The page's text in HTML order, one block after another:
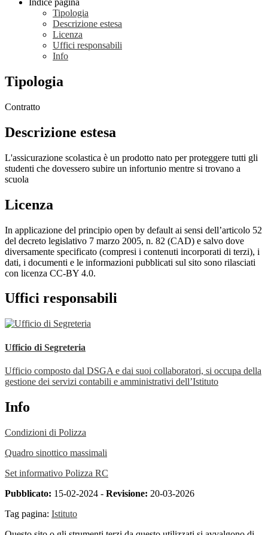
Indice pagina
Tipologia
Descrizione estesa
Licenza
Uffici responsabili
Info
Tipologia
Contratto
Descrizione estesa
L'assicurazione scolastica è un prodotto nato per proteggere tutti gli
studenti che dovessero subire un infortunio mentre si trovano a
scuola
Licenza
In applicazione del principio open by default ai sensi dell’articolo 52
del decreto legislativo 7 marzo 2005, n. 82 (CAD) e salvo dove
diversamente specificato (compresi i contenuti incorporati di terzi), i
dati, i documenti e le informazioni pubblicati sul sito sono rilasciati
con licenza CC-BY 4.0.
Uffici responsabili
Ufficio di Segreteria
Ufficio composto dal DSGA e dai suoi collaboratori, si occupa della
gestione dei servizi contabili e amministrativi dell’Istituto
Info
Condizioni di Polizza
Quadro sinottico massimali
Set informativo Polizza RC
Pubblicato: 15-02-2024 - Revisione: 20-03-2026
Tag pagina: Istituto